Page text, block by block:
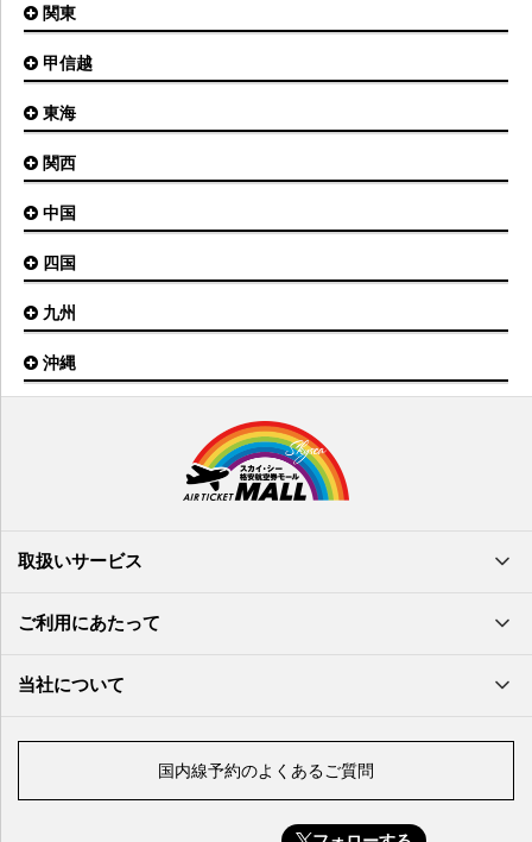
オホーツク紋別空港
釧路空港
稚内空港
とかち帯広空港
根室中標津空港
奥尻空港
利尻空港
青森空港
三沢空港
福島空港
大館能代空港
庄内空港
山形空港
小松空港
能登空港
関東
東京(羽田)空港
茨城空港
八丈島空港
甲信越
新潟空港
東海
名古屋(中部)空港
静岡空港
関西
大阪(伊丹)空港
神戸空港
南紀白浜空港
但馬空港
中国
広島空港
山口宇部空港
出雲空港
米子空港
四国
松山空港
徳島空港
九州
福岡空港
鹿児島空港
北九州空港
奄美大島空港
徳之島空港
喜界島空港
沖縄
南大東空港
多良間空港
取扱いサービス
ご利用にあたって
当社について
国内線予約のよくあるご質問